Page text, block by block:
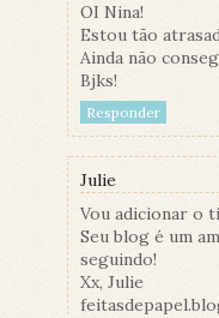
OI Nina!
Estou tão
Ainda não
Bjks!
Responder
Julie
Vou adicionar o
Seu blog é um
seguindo!
Xx, Julie